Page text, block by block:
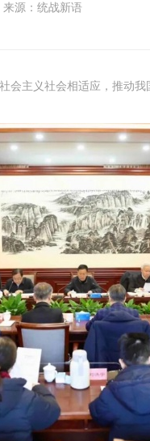
来源：统战新语
会主义社会相适应，推动